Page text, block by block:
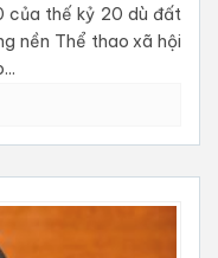
của thế kỷ 20 dù đất
nền Thể thao xã hội